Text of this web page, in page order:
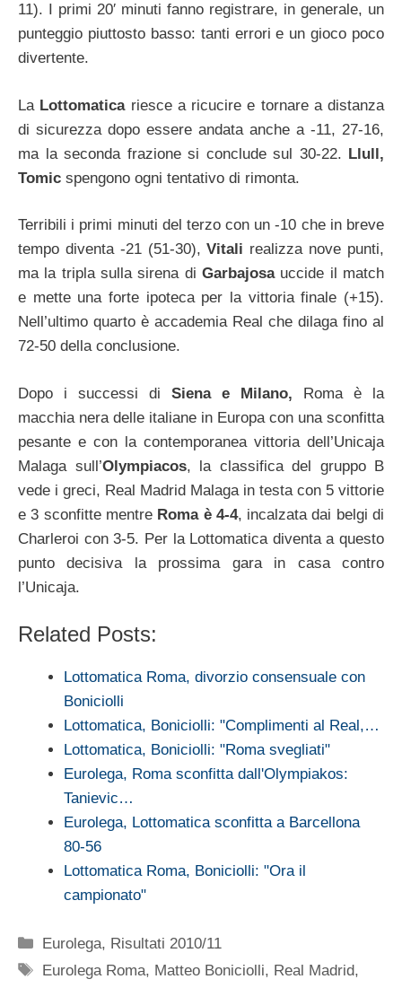
11). I primi 20′ minuti fanno registrare, in generale, un
punteggio piuttosto basso: tanti errori e un gioco poco
divertente.
La Lottomatica riesce a ricucire e tornare a distanza
di sicurezza dopo essere andata anche a -11, 27-16,
ma la seconda frazione si conclude sul 30-22. Llull,
Tomic spengono ogni tentativo di rimonta.
Terribili i primi minuti del terzo con un -10 che in breve
tempo diventa -21 (51-30),Vitali realizza nove punti,
ma la tripla sulla sirena di Garbajosa uccide il match
e mette una forte ipoteca per la vittoria finale (+15).
Nell’ultimo quarto è accademia Real che dilaga fino al
72-50 della conclusione.
Dopo i successi di Siena e Milano, Roma è la
macchia nera delle italiane in Europa con una sconfitta
pesante e con la contemporanea vittoria dell’Unicaja
Malaga sull’Olympiacos, la classifica del gruppo B
vede i greci, Real Madrid Malaga in testa con 5 vittorie
e 3 sconfitte mentre Roma è 4-4, incalzata dai belgi di
Charleroi con 3-5. Per la Lottomatica diventa a questo
punto decisiva la prossima gara in casa contro
l’Unicaja.
Related Posts:
Lottomatica Roma, divorzio consensuale con
Boniciolli
Lottomatica, Boniciolli: "Complimenti al Real,…
Lottomatica, Boniciolli: "Roma svegliati"
Eurolega, Roma sconfitta dall'Olympiakos:
Tanievic…
Eurolega, Lottomatica sconfitta a Barcellona
80-56
Lottomatica Roma, Boniciolli: "Ora il
campionato"
Categorie
Eurolega, Risultati 2010/11
Tag
Eurolega Roma, Matteo Boniciolli, Real Madrid,